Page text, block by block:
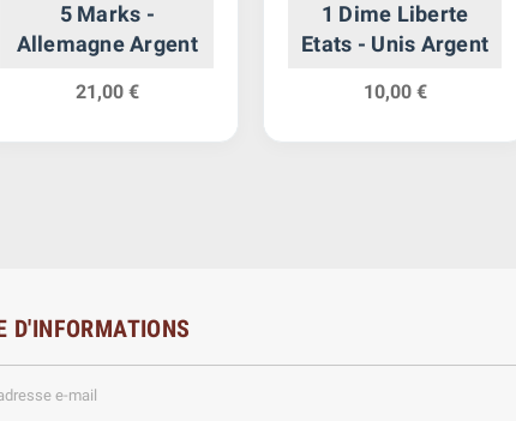
5 Marks -
Allemagne Argent
21,00 €
1 Dime Liberte
Etats - Unis Argent
10,00 €
D'INFORMATIONS